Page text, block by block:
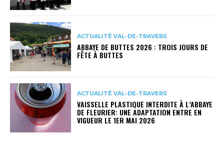
ACTUALITÉ VAL-DE-TRAVERS
ABBAYE DE BUTTES 2026 : TROIS JOURS DE
FÊTE À BUTTES
ACTUALITÉ VAL-DE-TRAVERS
VAISSELLE PLASTIQUE INTERDITE À L’ABBAYE
DE FLEURIER: UNE ADAPTATION ENTRE EN
VIGUEUR LE 1ER MAI 2026